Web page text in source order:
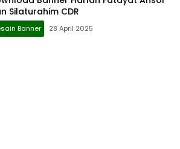
Silaturahim CDR
Banner 28 April 2025